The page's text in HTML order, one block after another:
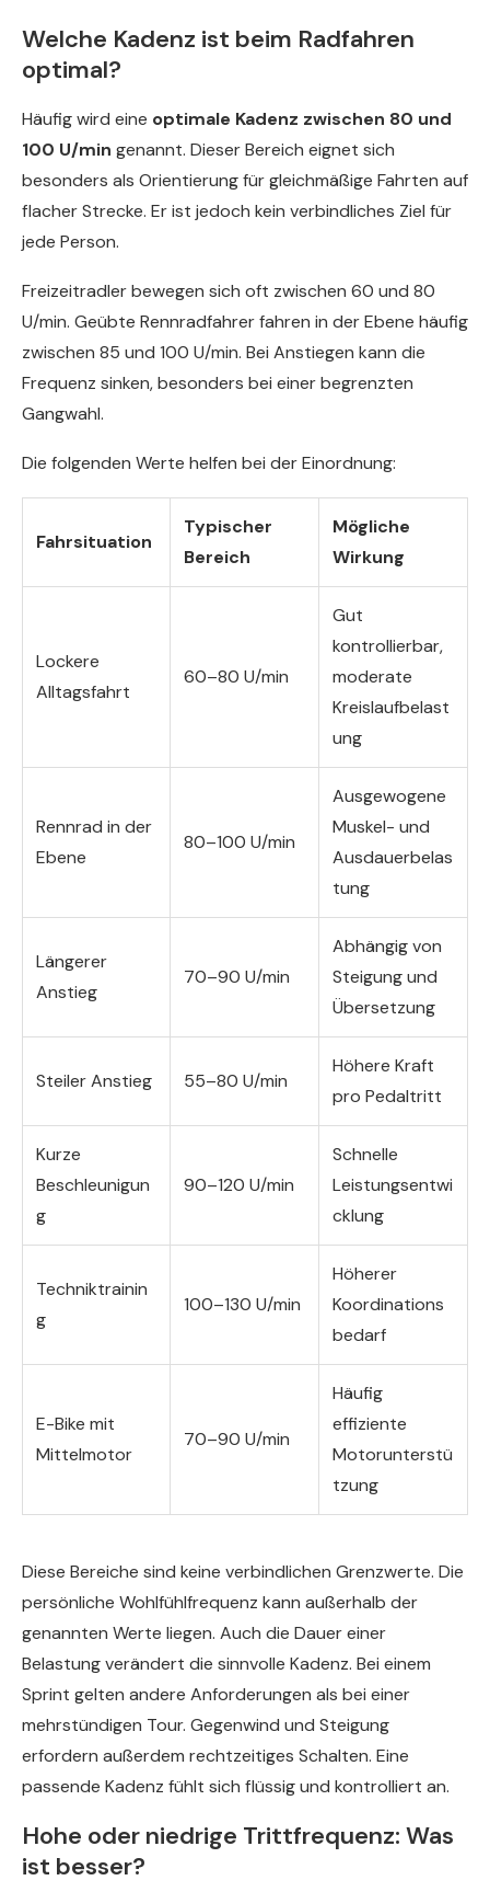
Welche Kadenz ist beim Radfahren
optimal?
Häufig wird eine optimale Kadenz zwischen 80 und
100 U/min genannt. Dieser Bereich eignet sich
besonders als Orientierung für gleichmäßige Fahrten auf
flacher Strecke. Er ist jedoch kein verbindliches Ziel für
jede Person.
Freizeitradler bewegen sich oft zwischen 60 und 80
U/min. Geübte Rennradfahrer fahren in der Ebene häufig
zwischen 85 und 100 U/min. Bei Anstiegen kann die
Frequenz sinken, besonders bei einer begrenzten
Gangwahl.
Die folgenden Werte helfen bei der Einordnung:
Fahrsituation
Typischer
Bereich
Mögliche
Wirkung
Lockere
Alltagsfahrt
60–80 U/min
Gut
kontrollierbar,
moderate
Kreislaufbelast
ung
Rennrad in der
Ebene
80–100 U/min
Ausgewogene
Muskel- und
Ausdauerbelas
tung
Längerer
Anstieg
70–90 U/min
Abhängig von
Steigung und
Übersetzung
Steiler Anstieg 55–80 U/min
Höhere Kraft
pro Pedaltritt
Kurze
Beschleunigun
g
90–120 U/min
Schnelle
Leistungsentwi
cklung
Techniktrainin
g
100–130 U/min
Höherer
Koordinations
bedarf
E-Bike mit
Mittelmotor
70–90 U/min
Häufig
effiziente
Motorunterstü
tzung
Diese Bereiche sind keine verbindlichen Grenzwerte. Die
persönliche Wohlfühlfrequenz kann außerhalb der
genannten Werte liegen. Auch die Dauer einer
Belastung verändert die sinnvolle Kadenz. Bei einem
Sprint gelten andere Anforderungen als bei einer
mehrstündigen Tour. Gegenwind und Steigung
erfordern außerdem rechtzeitiges Schalten. Eine
passende Kadenz fühlt sich flüssig und kontrolliert an.
Hohe oder niedrige Trittfrequenz: Was
ist besser?